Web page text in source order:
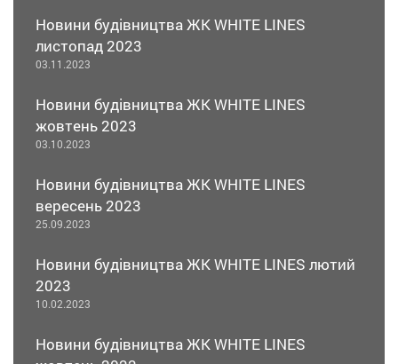
Новини будівництва ЖК WHITE LINES
листопад 2023
03.11.2023
Новини будівництва ЖК WHITE LINES
жовтень 2023
03.10.2023
Новини будівництва ЖК WHITE LINES
вересень 2023
25.09.2023
Новини будівництва ЖК WHITE LINES лютий
2023
10.02.2023
Новини будівництва ЖК WHITE LINES